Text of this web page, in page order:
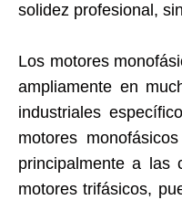
solidez profesional,
Los motores
ampliamente en
industriales
motores
principalmente a las
motores trifásicos,